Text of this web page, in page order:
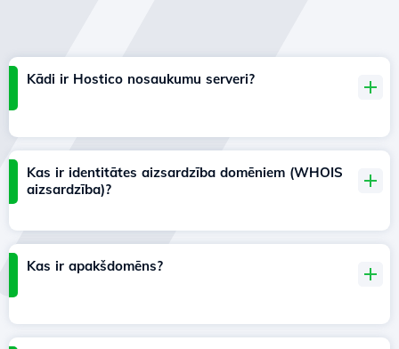
Kādi ir Hostico nosaukumu serveri?
Kas ir identitātes aizsardzība domēniem (WHOIS
aizsardzība)?
Kas ir apakšdomēns?